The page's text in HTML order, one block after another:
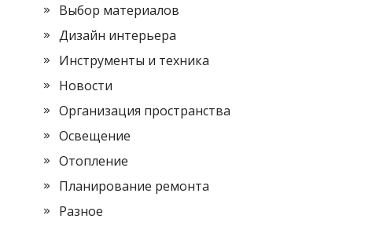
Выбор материалов
Дизайн интерьера
Инструменты и техника
Новости
Организация пространства
Освещение
Отопление
Планирование ремонта
Разное